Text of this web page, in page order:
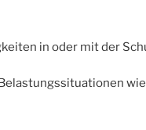
in oder mit der